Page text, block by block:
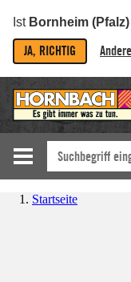
Ist Bornheim (Pfalz)
JA, RICHTIG
Startseite